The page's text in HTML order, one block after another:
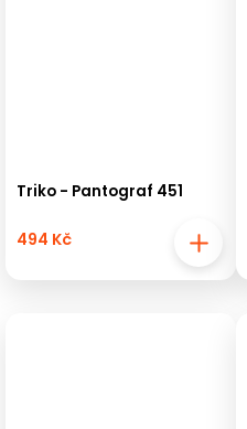
Triko - Pantograf 451
494 Kč